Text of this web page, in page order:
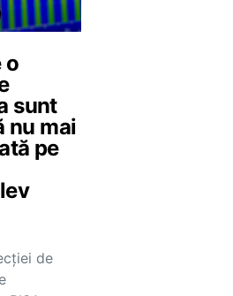
o
sunt
nu mai
pe
de